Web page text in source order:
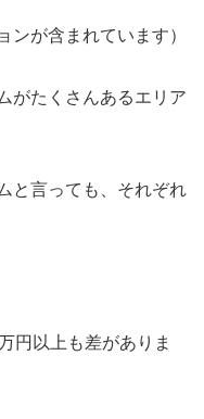
ンが含まれています）
がたくさんあるエリア
と言っても、それぞれ
円以上も差がありま